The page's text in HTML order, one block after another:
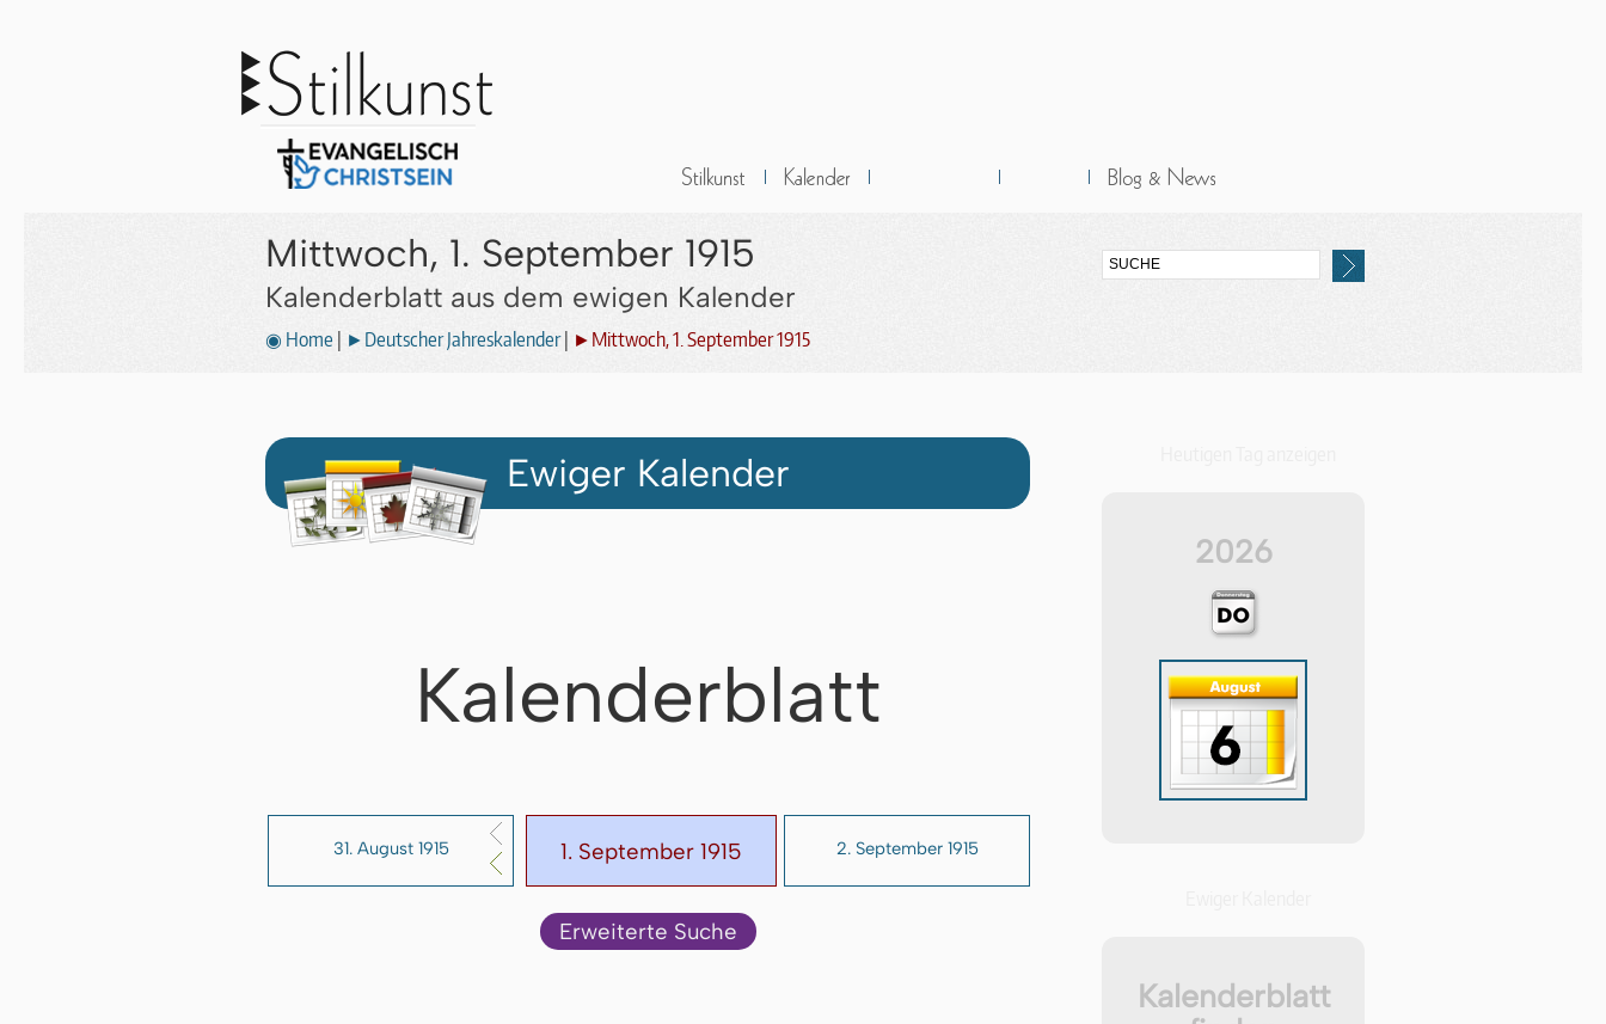
Mittwoch, 1. September 1915
Kalenderblatt aus dem ewigen Kalender
◉ Home ►Deutscher Jahreskalender| ►Mittwoch, 1. September 1915
Ewiger Kalender
Kalenderblatt
31. August 1915 1. September 1915 2. September 1915
Erweiterte Suche
2026
Kalenderblatt